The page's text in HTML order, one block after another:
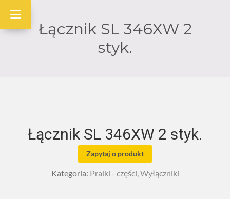
Łącznik SL 346XW 2
styk.
Łącznik SL 346XW 2 styk.
Zapytaj o produkt
Kategoria: Pralki - części,Wyłączniki